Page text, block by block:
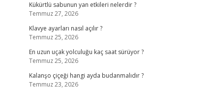
Kükürtlü sabunun yan etkileri nelerdir ?
Temmuz 27, 2026
Klavye ayarları nasıl açılır ?
Temmuz 25, 2026
En uzun uçak yolculuğu kaç saat sürüyor ?
Temmuz 25, 2026
Kalanşo çiçeği hangi ayda budanmalıdır ?
Temmuz 23, 2026